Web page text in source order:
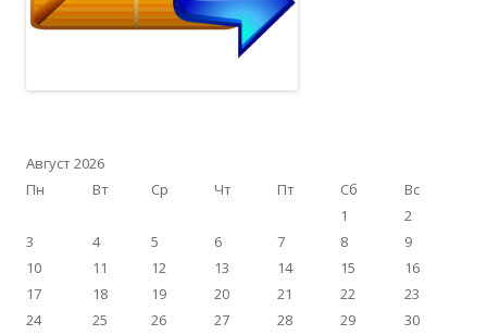
Август 2026
Пн
Вт Ср Чт Пт Сб
Вс
1
2
3
4 5 6 7 8
9
10
11 12 13 14 15
16
17
18 19 20 21 22
23
24
25 26 27 28 29
30